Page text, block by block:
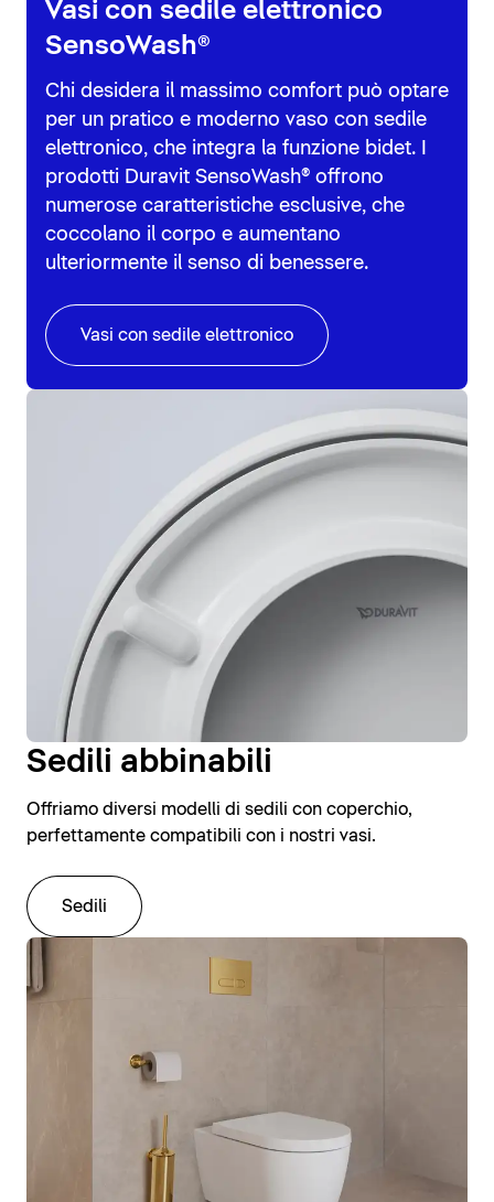
Vasi con sedile elettronico
SensoWash®
Chi desidera il massimo comfort può optare
per un pratico e moderno vaso con sedile
elettronico, che integra la funzione bidet. I
prodotti Duravit SensoWash® offrono
numerose caratteristiche esclusive, che
coccolano il corpo e aumentano
ulteriormente il senso di benessere.
Vasi con sedile elettronico
Sedili abbinabili
Offriamo diversi modelli di sedili con coperchio,
perfettamente compatibili con i nostri vasi.
Sedili